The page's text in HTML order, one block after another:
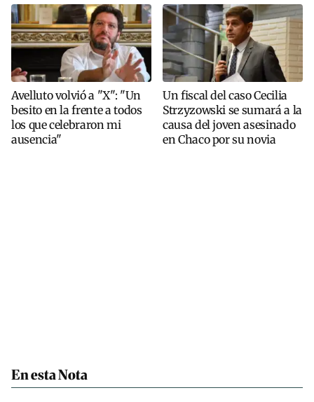
Avelluto volvió a "X": "Un
besito en la frente a todos
los que celebraron mi
ausencia"
Un fiscal del caso Cecilia
Strzyzowski se sumará a la
causa del joven asesinado
en Chaco por su novia
En esta Nota